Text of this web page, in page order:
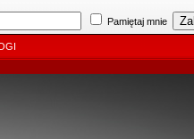
Pamiętaj mnie